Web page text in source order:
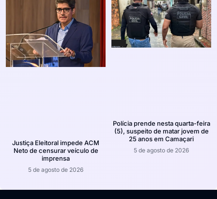
Justiça Eleitoral impede ACM
Neto de censurar veículo de
imprensa
5 de agosto de 2026
Polícia prende nesta quarta-feira
(5), suspeito de matar jovem de
25 anos em Camaçari
5 de agosto de 2026